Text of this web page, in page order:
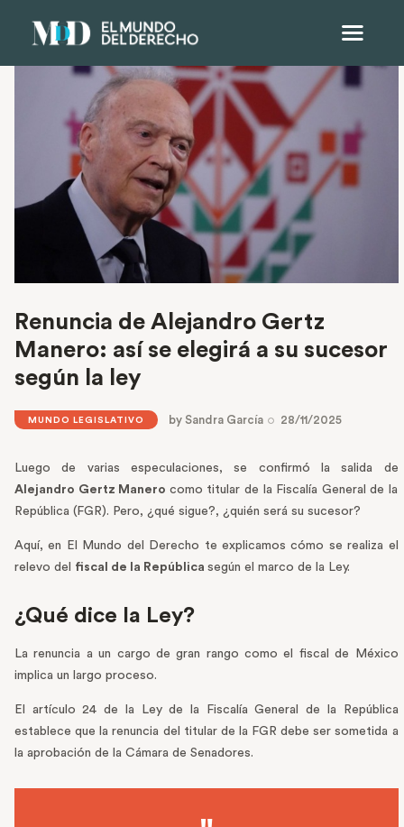
Renuncia de Alejandro Gertz
Manero: así se elegirá a su sucesor
según la ley
MUNDO LEGISLATIVO bySandra García 28/11/2025
Luego de varias especulaciones, se confirmó la salida de
Alejandro Gertz Manero como titular de la Fiscalía General de la
República (FGR). Pero, ¿qué sigue?, ¿quién será su sucesor?
Aquí, en El Mundo del Derecho te explicamos cómo se realiza el
relevo del fiscal de la República según el marco de la Ley.
¿Qué dice la Ley?
La renuncia a un cargo de gran rango como el fiscal de México
implica un largo proceso.
El artículo 24 de la Ley de la Fiscalía General de la República
establece que la renuncia del titular de la FGR debe ser sometida a
la aprobación de la Cámara de Senadores.